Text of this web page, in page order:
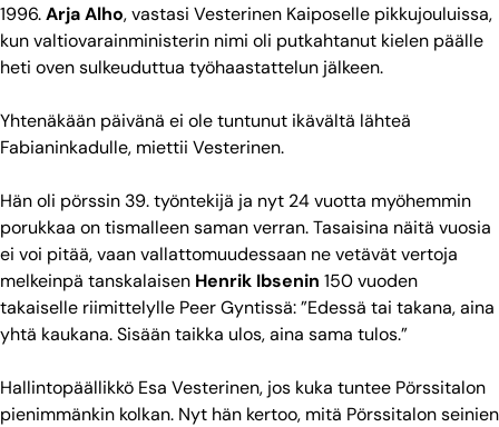
1996.Arja Alho, vastasi Vesterinen Kaiposelle pikkujouluissa,
kun valtiovarainministerin nimi oli putkahtanut kielen päälle
heti oven sulkeuduttua työhaastattelun jälkeen.
Yhtenäkään päivänä ei ole tuntunut ikävältä lähteä
Fabianinkadulle, miettii Vesterinen.
Hän oli pörssin 39. työntekijä ja nyt 24 vuotta myöhemmin
porukkaa on tismalleen saman verran. Tasaisina näitä vuosia
ei voi pitää, vaan vallattomuudessaan ne vetävät vertoja
melkeinpä tanskalaisen Henrik Ibsenin 150 vuoden
takaiselle riimittelylle Peer Gyntissä: ”Edessä tai takana, aina
yhtä kaukana. Sisään taikka ulos, aina sama tulos.”
Hallintopäällikkö Esa Vesterinen, jos kuka tuntee Pörssitalon
pienimmänkin kolkan. Nyt hän kertoo, mitä Pörssitalon seinien